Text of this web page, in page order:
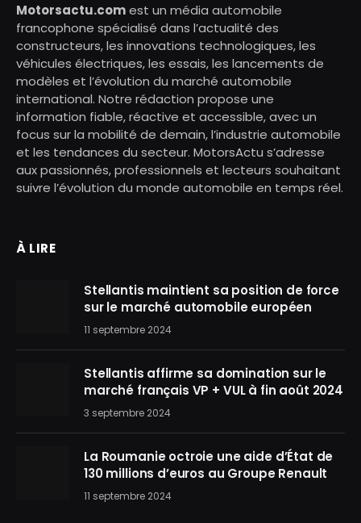
Motorsactu.comest un média automobile
francophone spécialisé dans l’actualité des
constructeurs, les innovations technologiques, les
véhicules électriques, les essais, les lancements de
modèles et l’évolution du marché automobile
international. Notre rédaction propose une
information fiable, réactive et accessible, avec un
focus sur la mobilité de demain, l’industrie automobile
et les tendances du secteur. MotorsActu s’adresse
aux passionnés, professionnels et lecteurs souhaitant
suivre l’évolution du monde automobile en temps réel.
À LIRE
Stellantis maintient sa position de force
sur le marché automobile européen
11 septembre 2024
Stellantis affirme sa domination sur le
marché français VP + VUL à fin août 2024
3 septembre 2024
La Roumanie octroie une aide d’État de
130 millions d’euros au Groupe Renault
11 septembre 2024